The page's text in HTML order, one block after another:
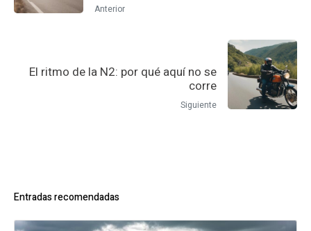
Anterior
El ritmo de la N2: por qué aquí no se
corre
Siguiente
Entradas recomendadas